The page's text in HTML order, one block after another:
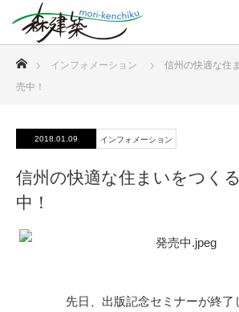
インフォメーション
信州の快適な住
売中！
2018.01.09 インフォメーション
信州の快適な住まいをつく
中！
先日、出版記念セミナーが終了